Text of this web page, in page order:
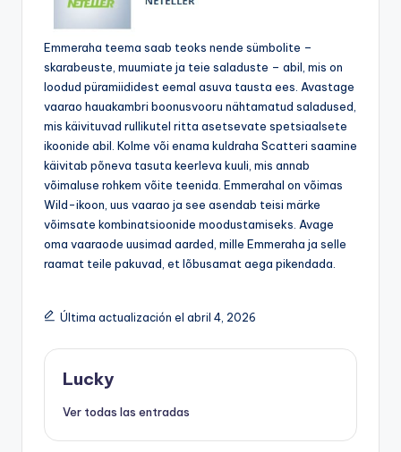
Emmeraha teema saab teoks nende sümbolite –
skarabeuste, muumiate ja teie saladuste – abil, mis on
loodud püramiididest eemal asuva tausta ees. Avastage
vaarao hauakambri boonusvooru nähtamatud saladused,
mis käivituvad rullikutel ritta asetsevate spetsiaalsete
ikoonide abil. Kolme või enama kuldraha Scatteri saamine
käivitab põneva tasuta keerleva kuuli, mis annab
võimaluse rohkem võite teenida. Emmerahal on võimas
Wild-ikoon, uus vaarao ja see asendab teisi märke
võimsate kombinatsioonide moodustamiseks. Avage
oma vaaraode uusimad aarded, mille Emmeraha ja selle
raamat teile pakuvad, et lõbusamat aega pikendada.
Última actualización el abril 4, 2026
Lucky
Ver todas las entradas